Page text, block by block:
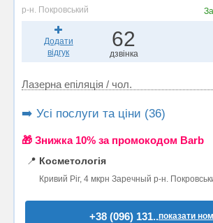
р-н. Покровський
Додати
відгук
62
дзвінка
Лазерна епіляція / чол.
➡️ Усі послуги та ціни (36)
🎁 Знижка 10% за промокодом Barb
📍 Косметологія
Кривий Ріг, 4 мкрн Заречный р-н.
+38 (096) 131..показати